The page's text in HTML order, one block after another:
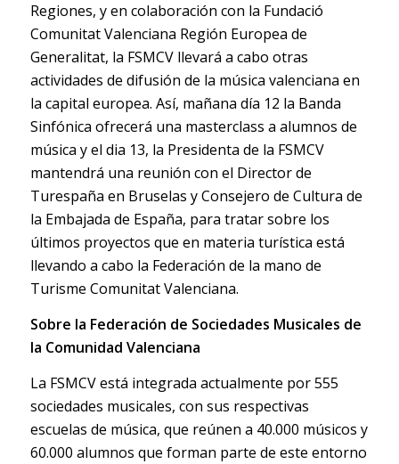
Regiones, y en colaboración con la Fundació
Comunitat Valenciana Región Europea de
Generalitat, la FSMCV llevará a cabo otras
actividades de difusión de la música valenciana en
la capital europea. Así, mañana día 12 la Banda
Sinfónica ofrecerá una masterclass a alumnos de
música y el dia 13, la Presidenta de la FSMCV
mantendrá una reunión con el Director de
Turespaña en Bruselas y Consejero de Cultura de
la Embajada de España, para tratar sobre los
últimos proyectos que en materia turística está
llevando a cabo la Federación de la mano de
Turisme Comunitat Valenciana.
Sobre la Federación de Sociedades Musicales de
la Comunidad Valenciana
La FSMCV está integrada actualmente por 555
sociedades musicales, con sus respectivas
escuelas de música, que reúnen a 40.000 músicos y
60.000 alumnos que forman parte de este entorno